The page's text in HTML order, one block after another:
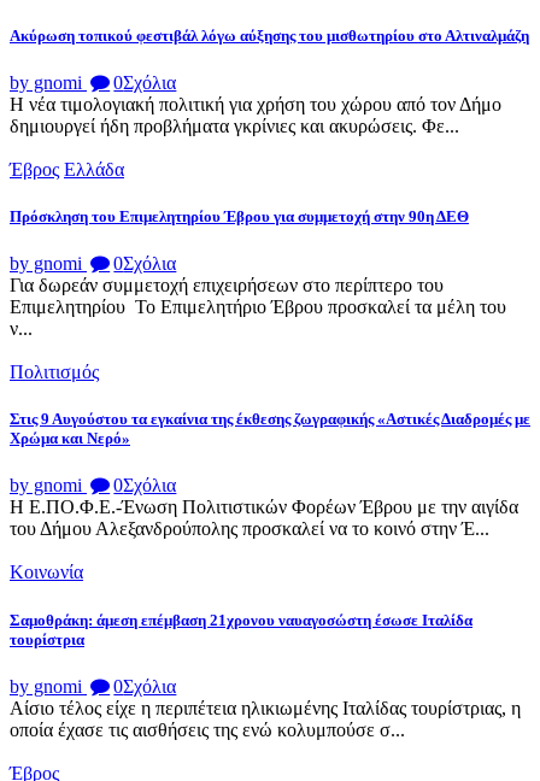
Ακύρωση τοπικού φεστιβάλ λόγω αύξησης του μισθωτηρίου στο Αλτιναλμάζη
by gnomi 0Σχόλια
Η νέα τιμολογιακή πολιτική για χρήση του χώρου από τον Δήμο
δημιουργεί ήδη προβλήματα γκρίνιες και ακυρώσεις. Φε...
Έβρος Ελλάδα
Πρόσκληση του Επιμελητηρίου Έβρου για συμμετοχή στην 90η ΔΕΘ
by gnomi 0Σχόλια
Για δωρεάν συμμετοχή επιχειρήσεων στο περίπτερο του
Επιμελητηρίου Το Επιμελητήριο Έβρου προσκαλεί τα μέλη του
ν...
Πολιτισμός
Στις 9 Αυγούστου τα εγκαίνια της έκθεσης ζωγραφικής «Αστικές Διαδρομές με
Χρώμα και Νερό»
by gnomi 0Σχόλια
Η Ε.ΠΟ.Φ.Ε.-Ένωση Πολιτιστικών Φορέων Έβρου με την αιγίδα
του Δήμου Αλεξανδρούπολης προσκαλεί να το κοινό στην Έ...
Κοινωνία
Σαμοθράκη: άμεση επέμβαση 21χρονου ναυαγοσώστη έσωσε Ιταλίδα
τουρίστρια
by gnomi 0Σχόλια
Αίσιο τέλος είχε η περιπέτεια ηλικιωμένης Ιταλίδας τουρίστριας, η
οποία έχασε τις αισθήσεις της ενώ κολυμπούσε σ...
Έβρος